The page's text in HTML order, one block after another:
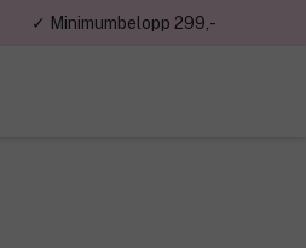
✓ Minimumbelopp 299,-